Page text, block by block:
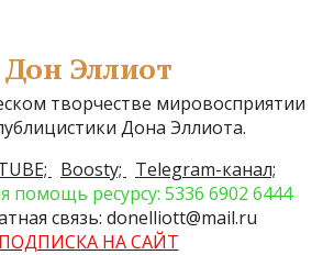
Дон Эллиот
творчестве мировосприятии
Дона Эллиота.
Boosty;
Telegram-канал;
помощь ресурсу: 5336 6902 6444
связь: donelliott@mail.ru
ПОДПИСКА НА САЙТ